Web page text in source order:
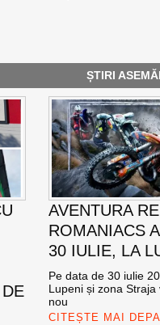
ȘTIRI
AVENTURA
ROMANIACS
30 IULIE, LA
Pe data de 30 iulie
Lupeni și zona Straja
nou
CITEȘTE MAI